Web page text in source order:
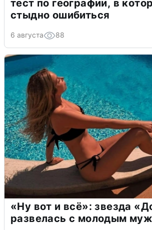
тест по географии, в
стыдно ошибиться
6 августа 88
«Ну вот и всё»: звезда
развелась с молодым